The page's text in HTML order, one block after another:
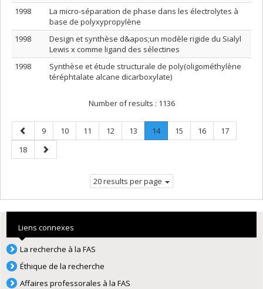
1998
La micro-séparation de phase dans les électrolytes à
base de polyxypropylène
1998
Design et synthèse d&apos;un modèle rigide du Sialyl
Lewis x comme ligand des sélectines
1998
Synthèse et étude structurale de poly(oligométhylène
téréphtalate alcane dicarboxylate)
Number of results : 1136
Previous
page
Page
9 Page
10 Page
11 Page
12 Page
13 Page
14.
Current
Page
15 Page
16 Page
17
Page
18
Next
page
20 results per page
Liens connexes
La recherche à la FAS
Éthique de la recherche
Affaires professorales à la FAS